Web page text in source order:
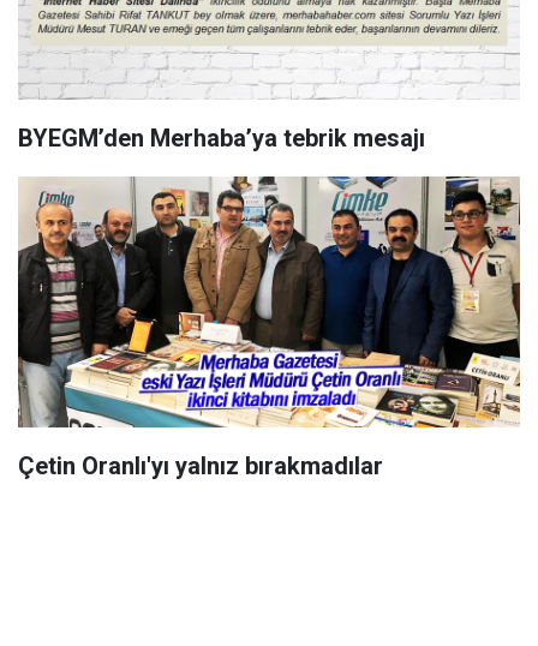
BYEGM’den Merhaba’ya tebrik mesajı
Çetin Oranlı'yı yalnız bırakmadılar